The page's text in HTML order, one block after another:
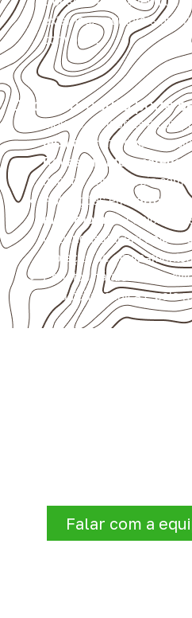
externas, estruturais ou
com água.
Onde o produto pode
Móveis, divisórias e
técnica
, conforme
Revestimentos,
quando compatíveis com
Aplicações em
motorhomes, conforme
Uso industrial em
proteção de
Projetos náuticos
pela ficha técnica e pelo
Falar com a